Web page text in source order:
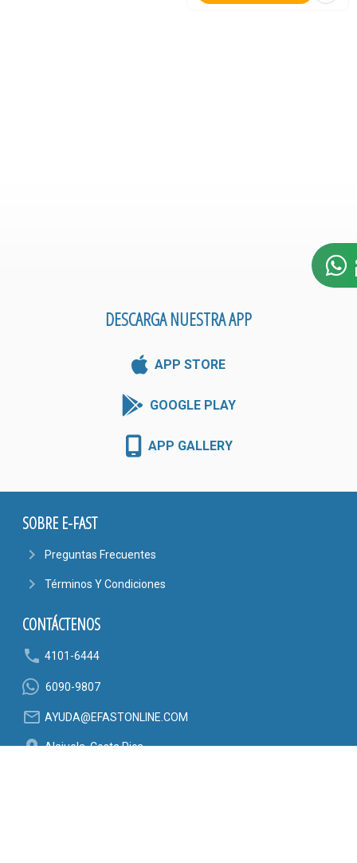
DESCARGA NUESTRA APP
APP STORE
GOOGLE PLAY
APP GALLERY
SOBRE E-FAST
navigate_next Preguntas Frecuentes
navigate_next Términos Y Condiciones
CONTÁCTENOS
phone 4101-6444
6090-9807
mail_outline AYUDA@EFASTONLINE.COM
location_on Alajuela, Costa Rica